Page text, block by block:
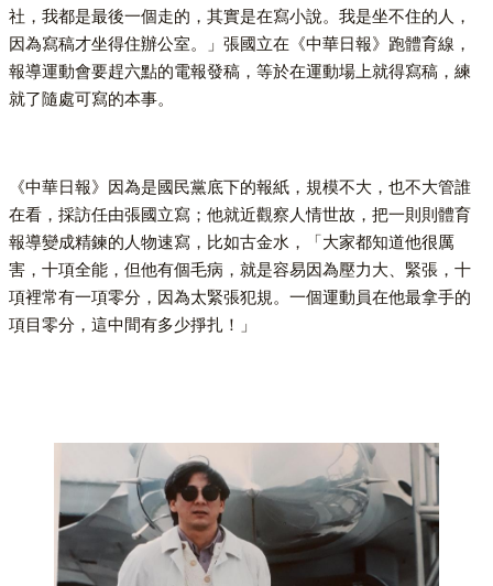
社，我都是最後一個走的，其實是在寫小說。我是坐不住的人，
因為寫稿才坐得住辦公室。」張國立在《中華日報》跑體育線，
報導運動會要趕六點的電報發稿，等於在運動場上就得寫稿，練
就了隨處可寫的本事。
《中華日報》因為是國民黨底下的報紙，規模不大，也不大管誰
在看，採訪任由張國立寫；他就近觀察人情世故，把一則則體育
報導變成精鍊的人物速寫，比如古金水，「大家都知道他很厲
害，十項全能，但他有個毛病，就是容易因為壓力大、緊張，十
項裡常有一項零分，因為太緊張犯規。一個運動員在他最拿手的
項目零分，這中間有多少掙扎！」